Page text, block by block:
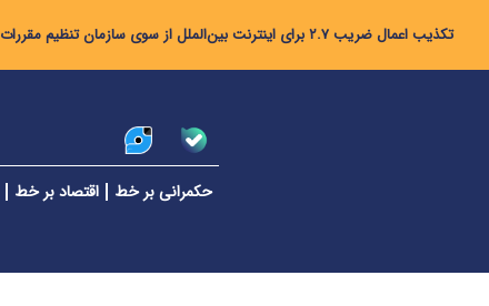
تکذیب اعمال ضریب ۲.۷ برای اینترنت بین‌الملل از سوی سازمان تنظیم مقررات
حکمرانی بر خط اقتصاد بر خط